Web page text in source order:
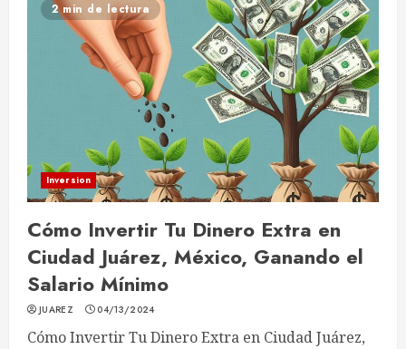
2 min de lectura
Inversion
Cómo Invertir Tu Dinero Extra en
Ciudad Juárez, México, Ganando el
Salario Mínimo
JUAREZ 04/13/2024
Cómo Invertir Tu Dinero Extra en Ciudad Juárez,